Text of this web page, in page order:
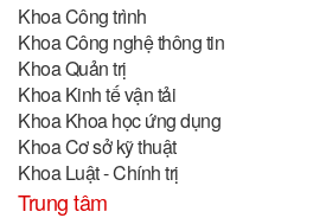
Khoa Công trình
Khoa Công nghệ thông tin
Khoa Quản trị
Khoa Kinh tế vận tải
Khoa Khoa học ứng dụng
Khoa Cơ sở kỹ thuật
Khoa Luật - Chính trị
Trung tâm